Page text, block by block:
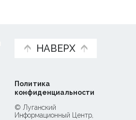
НАВЕРХ
Политика
конфиденциальности
© Луганский
Информационный Центр,